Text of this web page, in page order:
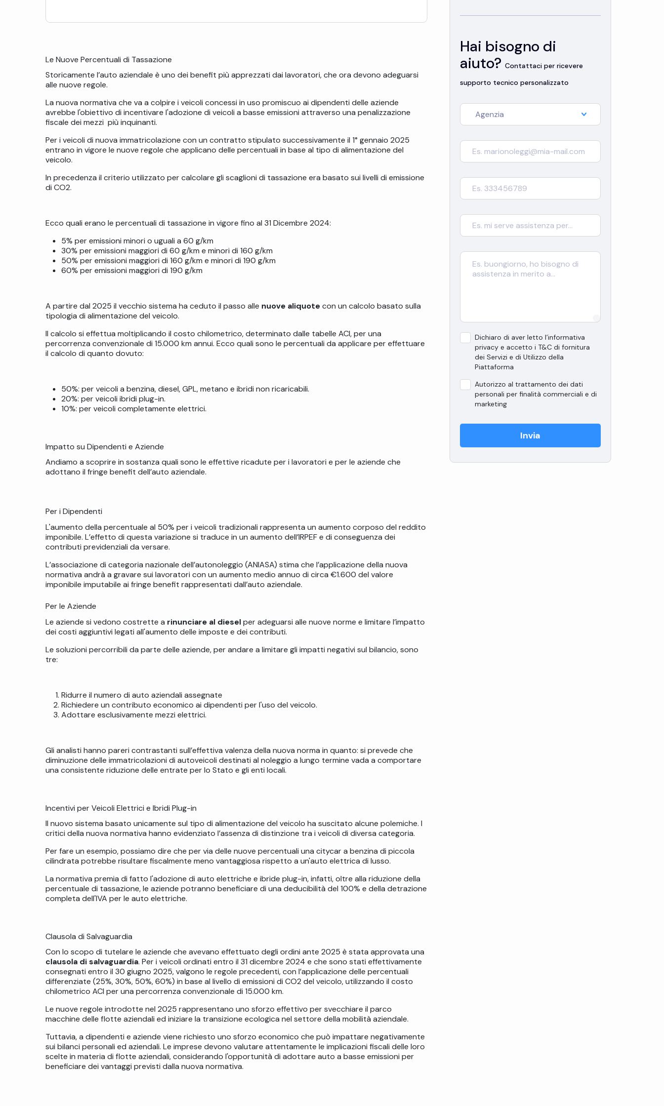
Le Nuove Percentuali di Tassazione
Storicamente l’auto aziendale è uno dei benefit più apprezzati dai lavoratori, che ora devono adeguarsi
alle nuove regole.
La nuova normativa che va a colpire i veicoli concessi in uso promiscuo ai dipendenti delle aziende
avrebbe l'obiettivo di incentivare l'adozione di veicoli a basse emissioni attraverso una penalizzazione
fiscale dei mezzi più inquinanti.
Per i veicoli di nuova immatricolazione con un contratto stipulato successivamente il 1° gennaio 2025
entrano in vigore le nuove regole che applicano delle percentuali in base al tipo di alimentazione del
veicolo.
In precedenza il criterio utilizzato per calcolare gli scaglioni di tassazione era basato sui livelli di emissione
di CO2.
Ecco quali erano le percentuali di tassazione in vigore fino al 31 Dicembre 2024:
5% per emissioni minori o uguali a 60 g/km
30% per emissioni maggiori di 60 g/km e minori di 160 g/km
50% per emissioni maggiori di 160 g/km e minori di 190 g/km
60% per emissioni maggiori di 190 g/km
A partire dal 2025 il vecchio sistema ha ceduto il passo alle nuove aliquotecon un calcolo basato sulla
tipologia di alimentazione del veicolo.
Il calcolo si effettua moltiplicando il costo chilometrico, determinato dalle tabelle ACI, per una
percorrenza convenzionale di 15.000 km annui. Ecco quali sono le percentuali da applicare per effettuare
il calcolo di quanto dovuto:
50%: per veicoli a benzina, diesel, GPL, metano e ibridi non ricaricabili.
20%: per veicoli ibridi plug-in.
10%: per veicoli completamente elettrici.
Impatto su Dipendenti e Aziende
Andiamo a scoprire in sostanza quali sono le effettive ricadute per i lavoratori e per le aziende che
adottano il fringe benefit dell’auto aziendale.
Per i Dipendenti
L'aumento della percentuale al 50% per i veicoli tradizionali rappresenta un aumento corposo del reddito
imponibile. L’effetto di questa variazione si traduce in un aumento dell’IRPEF e di conseguenza dei
contributi previdenziali da versare.
L’associazione di categoria nazionale dell’autonoleggio (ANIASA) stima che l’applicazione della nuova
normativa andrà a gravare sui lavoratori con un aumento medio annuo di circa €1.600 del valore
imponibile imputabile ai fringe benefit rappresentati dall’auto aziendale.
Per le Aziende
Le aziende si vedono costrette a rinunciare al dieselper adeguarsi alle nuove norme e limitare l’impatto
dei costi aggiuntivi legati all'aumento delle imposte e dei contributi.
Le soluzioni percorribili da parte delle aziende, per andare a limitare gli impatti negativi sul bilancio, sono
tre:
Ridurre il numero di auto aziendali assegnate
Richiedere un contributo economico ai dipendenti per l'uso del veicolo.
Adottare esclusivamente mezzi elettrici.
Gli analisti hanno pareri contrastanti sull’effettiva valenza della nuova norma in quanto: si prevede che
diminuzione delle immatricolazioni di autoveicoli destinati al noleggio a lungo termine vada a comportare
una consistente riduzione delle entrate per lo Stato e gli enti locali.
Incentivi per Veicoli Elettrici e Ibridi Plug-in
Il nuovo sistema basato unicamente sul tipo di alimentazione del veicolo ha suscitato alcune polemiche. I
critici della nuova normativa hanno evidenziato l’assenza di distinzione tra i veicoli di diversa categoria.
Per fare un esempio, possiamo dire che per via delle nuove percentuali una citycar a benzina di piccola
cilindrata potrebbe risultare fiscalmente meno vantaggiosa rispetto a un'auto elettrica di lusso.
La normativa premia di fatto l'adozione di auto elettriche e ibride plug-in, infatti, oltre alla riduzione della
percentuale di tassazione, le aziende potranno beneficiare di una deducibilità del 100% e della detrazione
completa dell'IVA per le auto elettriche.
Clausola di Salvaguardia
Con lo scopo di tutelare le aziende che avevano effettuato degli ordini ante 2025 è stata approvata una
clausola di salvaguardia. Per i veicoli ordinati entro il 31 dicembre 2024 e che sono stati effettivamente
consegnati entro il 30 giugno 2025, valgono le regole precedenti, con l’applicazione delle percentuali
differenziate (25%, 30%, 50%, 60%) in base al livello di emissioni di CO2 del veicolo, utilizzando il costo
chilometrico ACI per una percorrenza convenzionale di 15.000 km.
Le nuove regole introdotte nel 2025 rappresentano uno sforzo effettivo per svecchiare il parco
macchine delle flotte aziendali ed iniziare la transizione ecologica nel settore della mobilità aziendale.
Tuttavia, a dipendenti e aziende viene richiesto uno sforzo economico che può impattare negativamente
sui bilanci personali ed aziendali. Le imprese devono valutare attentamente le implicazioni fiscali delle loro
scelte in materia di flotte aziendali, considerando l'opportunità di adottare auto a basse emissioni per
beneficiare dei vantaggi previsti dalla nuova normativa.
Hai bisogno di
aiuto?Contattaci per ricevere
supporto tecnico personalizzato
Dichiaro di aver letto l’informativa
privacy e accetto i T&C di fornitura
dei Servizi e di Utilizzo della
Piattaforma
Autorizzo al trattamento dei dati
personali per finalità commerciali e di
marketing
Invia